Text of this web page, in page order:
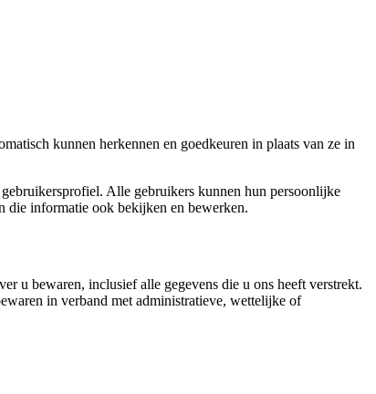
kunnen herkennen en goedkeuren in plaats van ze in
Alle gebruikers kunnen hun persoonlijke
die informatie ook bekijken en bewerken.
u bewaren, inclusief alle gegevens die u ons heeft verstrekt.
in verband met administratieve, wettelijke of